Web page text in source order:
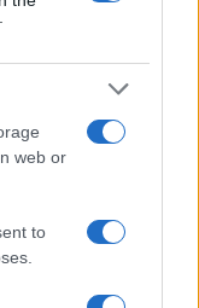
web or
to
30-án a 11.
legnagyobb
a Lóci